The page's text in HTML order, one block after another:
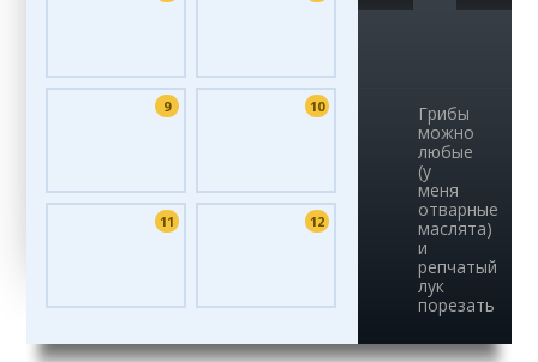
9 10
11 12
Грибы
можно
любые
(у
меня
отварные
маслята)
и
репчатый
лук
порезать